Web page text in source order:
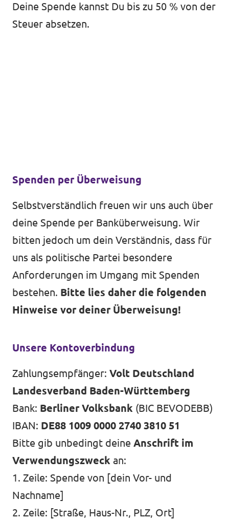
Unsere Teams in BW
Deine Spende kannst Du bis zu 50 % von der
Steuer absetzen.
Spenden per Überweisung
Selbstverständlich freuen wir uns auch über
deine Spende per Banküberweisung. Wir
bitten jedoch um dein Verständnis, dass für
uns als politische Partei besondere
Anforderungen im Umgang mit Spenden
bestehen. Bitte lies daher die folgenden
Hinweise vor deiner Überweisung!
Unsere Kontoverbindung
Zahlungsempfänger: Volt Deutschland
Landesverband Baden-Württemberg
Bank: Berliner Volksbank (BIC BEVODEBB)
IBAN: DE88 1009 0000 2740 3810 51
Bitte gib unbedingt deine Anschrift im
Verwendungszweck an:
1. Zeile: Spende von [dein Vor- und
Nachname]
2. Zeile: [Straße, Haus-Nr., PLZ, Ort]